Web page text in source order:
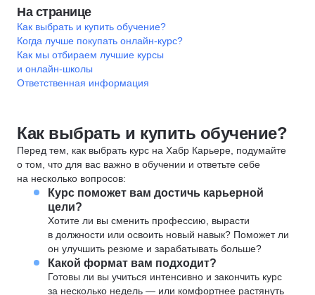
На странице
Как выбрать и купить обучение?
Когда лучше покупать онлайн-курс?
Как мы отбираем лучшие курсы
и онлайн-школы
Ответственная информация
Как выбрать и купить обучение?
Перед тем, как выбрать курс на Хабр Карьере, подумайте
о том, что для вас важно в обучении и ответьте себе
на несколько вопросов:
Курс поможет вам достичь карьерной
цели?
Хотите ли вы сменить профессию, вырасти
в должности или освоить новый навык? Поможет ли
он улучшить резюме и зарабатывать больше?
Какой формат вам подходит?
Готовы ли вы учиться интенсивно и закончить курс
за несколько недель — или комфортнее растянуть